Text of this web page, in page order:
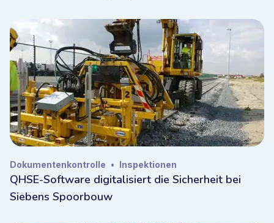
Dokumentenkontrolle • Inspektionen
QHSE-Software digitalisiert die Sicherheit bei
Siebens Spoorbouw